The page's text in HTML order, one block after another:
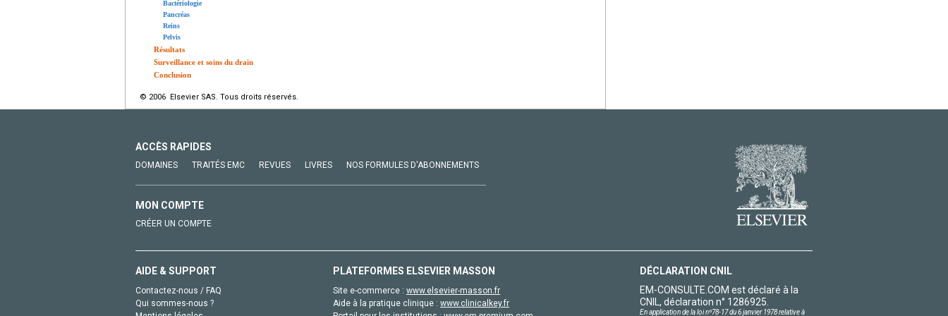
Bactériologie
Pancréas
Reins
Pelvis
Résultats
Surveillance et soins du drain
Conclusion
© 2006 Elsevier SAS. Tous droits réservés.
ACCÈS RAPIDES
DOMAINES TRAITÉS EMC REVUES LIVRES NOS FORMULES D'ABONNEMENTS
MON COMPTE
CRÉER UN COMPTE
AIDE & SUPPORT
Contactez-nous / FAQ
Qui sommes-nous ?
PLATEFORMES ELSEVIER MASSON
Site e-commerce : www.elsevier-masson.fr
Aide à la pratique clinique : www.clinicalkey.fr
DÉCLARATION CNIL
EM-CONSULTE.COM est déclaré à la
CNIL, déclaration n° 1286925.
En application de la loi nº78-17 du 6 janvier 1978 relative à